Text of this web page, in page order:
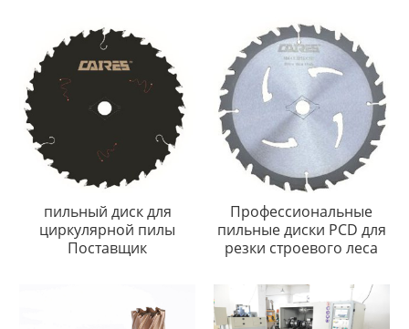
пильный диск для
циркулярной пилы
Поставщик
Профессиональные
пильные диски PCD для
резки строевого леса